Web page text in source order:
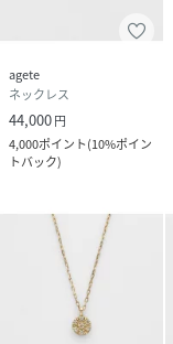
agete
ネックレス
44,000円
4,000ポイント(10%ポイン
トバック)